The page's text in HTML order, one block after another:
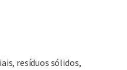
resíduos sólidos,